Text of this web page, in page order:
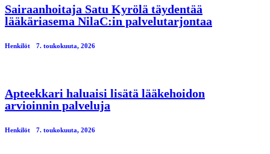
Sairaanhoitaja Satu Kyrölä täydentää
lääkäriasema NilaC:in palvelutarjontaa
Henkilöt 7. toukokuuta, 2026
Apteekkari haluaisi lisätä lääkehoidon
arvioinnin palveluja
Henkilöt 7. toukokuuta, 2026